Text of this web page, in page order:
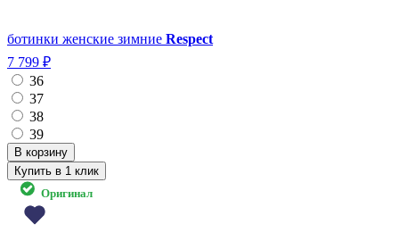
ботинки женские зимние Respect
7 799 ₽
36
37
38
39
Купить в 1 клик
Оригинал